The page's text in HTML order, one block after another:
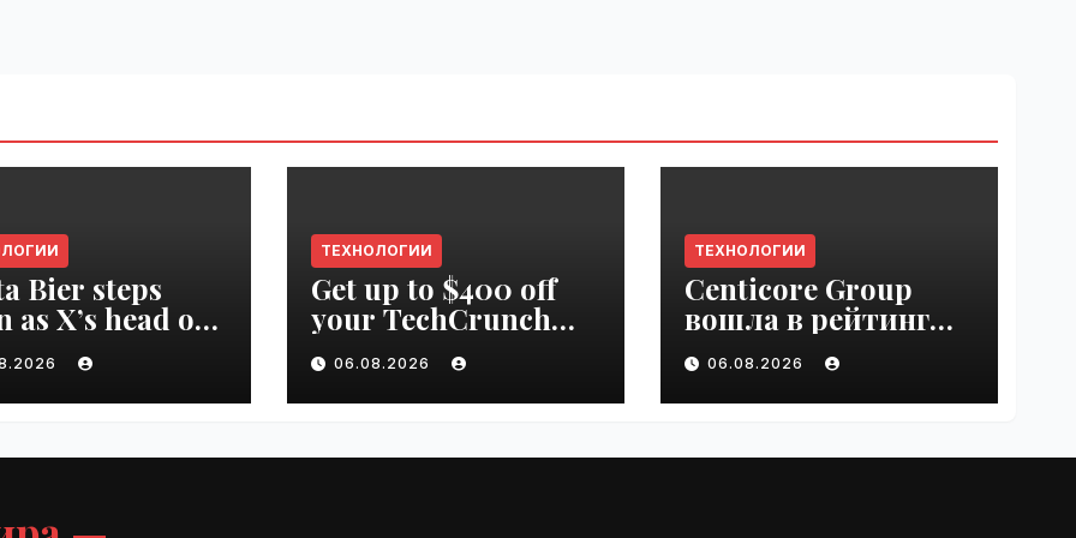
Bier steps
as X’s head of
| VseTime.ru
ТЕХНОЛОГИИ
Get up to $400 off
your TechCrunch
Disrupt 2026 pass
until Friday |
VseTime.ru
06.08.2026
ТЕХНОЛОГИИ
Centicore Group
вошла в рейтинг
«CNews500:
Крупнейшие ИТ-
компании России» |
06.08.2026